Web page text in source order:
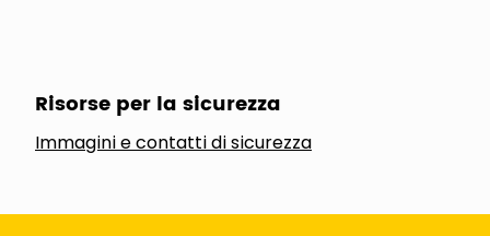
Risorse per la sicurezza
Immagini e contatti di sicurezza